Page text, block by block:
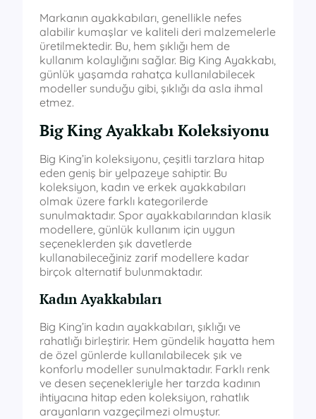
Markanın ayakkabıları, genellikle nefes
alabilir kumaşlar ve kaliteli deri malzemelerle
üretilmektedir. Bu, hem şıklığı hem de
kullanım kolaylığını sağlar. Big King Ayakkabı,
günlük yaşamda rahatça kullanılabilecek
modeller sunduğu gibi, şıklığı da asla ihmal
etmez.
Big King Ayakkabı Koleksiyonu
Big King’in koleksiyonu, çeşitli tarzlara hitap
eden geniş bir yelpazeye sahiptir. Bu
koleksiyon, kadın ve erkek ayakkabıları
olmak üzere farklı kategorilerde
sunulmaktadır. Spor ayakkabılarından klasik
modellere, günlük kullanım için uygun
seçeneklerden şık davetlerde
kullanabileceğiniz zarif modellere kadar
birçok alternatif bulunmaktadır.
Kadın Ayakkabıları
Big King’in kadın ayakkabıları, şıklığı ve
rahatlığı birleştirir. Hem gündelik hayatta hem
de özel günlerde kullanılabilecek şık ve
konforlu modeller sunulmaktadır. Farklı renk
ve desen seçenekleriyle her tarzda kadının
ihtiyacına hitap eden koleksiyon, rahatlık
arayanların vazgeçilmezi olmuştur.